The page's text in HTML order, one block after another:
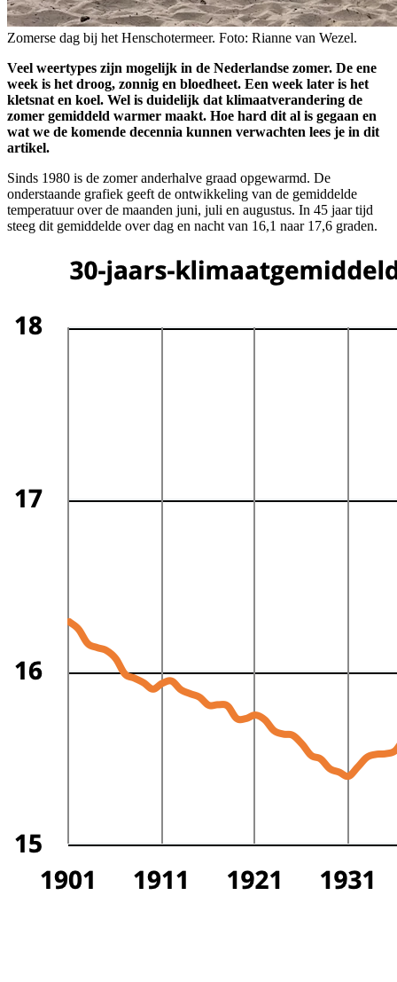
Zomerse dag bij het Henschotermeer. Foto: Rianne van Wezel.
Veel weertypes zijn mogelijk in de Nederlandse zomer. De ene
week is het droog, zonnig en bloedheet. Een week later is het
kletsnat en koel. Wel is duidelijk dat klimaatverandering de
zomer gemiddeld warmer maakt. Hoe hard dit al is gegaan en
wat we de komende decennia kunnen verwachten lees je in dit
artikel.
Sinds 1980 is de zomer anderhalve graad opgewarmd. De
onderstaande grafiek geeft de ontwikkeling van de gemiddelde
temperatuur over de maanden juni, juli en augustus. In 45 jaar tijd
steeg dit gemiddelde over dag en nacht van 16,1 naar 17,6 graden.